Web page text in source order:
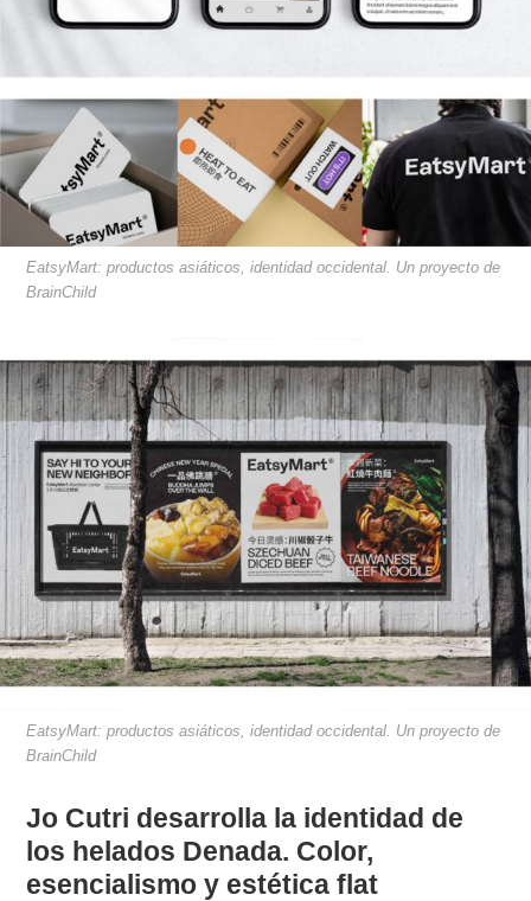
EatsyMart: productos asiáticos, identidad occidental. Un proyecto de
BrainChild
EatsyMart: productos asiáticos, identidad occidental. Un proyecto de
BrainChild
Jo Cutri desarrolla la identidad de
los helados Denada. Color,
esencialismo y estética flat